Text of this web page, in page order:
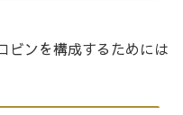
ビンを構成するためには